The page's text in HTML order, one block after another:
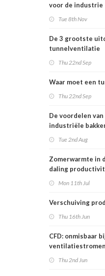
voor de industrie
Tue 8th Nov
De 3 grootste
tunnelventilatie
Thu 22nd Sep
Waar moet een
Thu 22nd Sep
De voordelen
industriële
Tue 2nd Aug
Zomerwarmte in
daling
Mon 11th Jul
Verschuiving
Thu 16th Jun
CFD: onmisbaar
Thu 2nd Jun